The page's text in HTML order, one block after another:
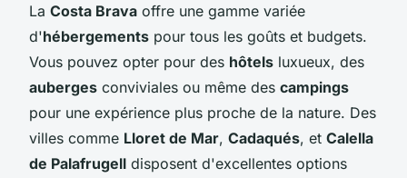
La Costa Brava offre une gamme variée
d'hébergements pour tous les goûts et budgets.
Vous pouvez opter pour des hôtels luxueux, des
auberges conviviales ou même des campings
pour une expérience plus proche de la nature. Des
villes comme Lloret de Mar, Cadaqués, et Calella
de Palafrugell disposent d'excellentes options